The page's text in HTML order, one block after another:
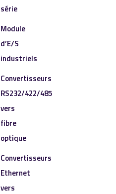
série
Module
d’E/S
industriels
Convertisseurs
RS232/422/485
vers
fibre
optique
Convertisseurs
Ethernet
vers